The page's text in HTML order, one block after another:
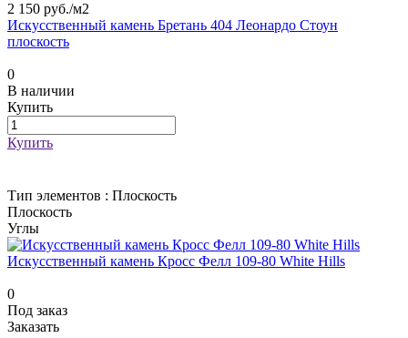
2 150 руб./м2
Искусственный камень Бретань 404 Леонардо Стоун
плоскость
0
В наличии
Купить
Купить
Тип элементов : Плоскость
Плоскость
Углы
Искусственный камень Кросс Фелл 109-80 White Hills
0
Под заказ
Заказать